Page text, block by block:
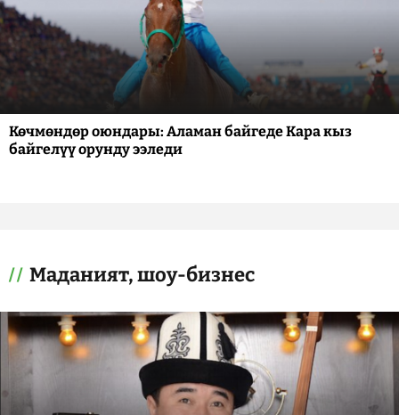
Көчмөндөр оюндары: Аламан байгеде Кара кыз
байгелүү орунду ээледи
Маданият, шоу-бизнес